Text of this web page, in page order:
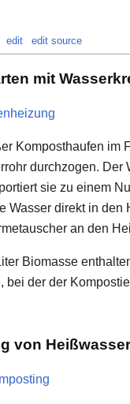
edit edit source
mit
Komposthaufen im
durchzogen. Der
sie zu einem
Wasser direkt in
an den
Biomasse
bei der der
von